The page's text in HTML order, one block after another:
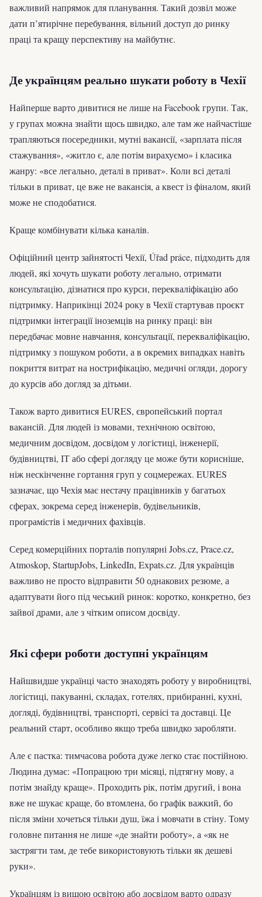
важливий напрямок для планування. Такий дозвіл може
дати п’ятирічне перебування, вільний доступ до ринку
праці та кращу перспективу на майбутнє.
Де українцям реально шукати роботу в Чехії
Найперше варто дивитися не лише на Facebook групи. Так,
у групах можна знайти щось швидко, але там же найчастіше
трапляються посередники, мутні вакансії, «зарплата після
стажування», «житло є, але потім вирахуємо» і класика
жанру: «все легально, деталі в приват». Коли всі деталі
тільки в приват, це вже не вакансія, а квест із фіналом, який
може не сподобатися.
Краще комбінувати кілька каналів.
Офіційний центр зайнятості Чехії, Úřad práce, підходить для
людей, які хочуть шукати роботу легально, отримати
консультацію, дізнатися про курси, перекваліфікацію або
підтримку. Наприкінці 2024 року в Чехії стартував проєкт
підтримки інтеграції іноземців на ринку праці: він
передбачає мовне навчання, консультації, перекваліфікацію,
підтримку з пошуком роботи, а в окремих випадках навіть
покриття витрат на нострифікацію, медичні огляди, дорогу
до курсів або догляд за дітьми.
Також варто дивитися EURES, європейський портал
вакансій. Для людей із мовами, технічною освітою,
медичним досвідом, досвідом у логістиці, інженерії,
будівництві, ІТ або сфері догляду це може бути корисніше,
ніж нескінченне гортання груп у соцмережах. EURES
зазначає, що Чехія має нестачу працівників у багатьох
сферах, зокрема серед інженерів, будівельників,
програмістів і медичних фахівців.
Серед комерційних порталів популярні Jobs.cz, Prace.cz,
Atmoskop, StartupJobs, LinkedIn, Expats.cz. Для українців
важливо не просто відправити 50 однакових резюме, а
адаптувати його під чеський ринок: коротко, конкретно, без
зайвої драми, але з чітким описом досвіду.
Які сфери роботи доступні українцям
Найшвидше українці часто знаходять роботу у виробництві,
логістиці, пакуванні, складах, готелях, прибиранні, кухні,
догляді, будівництві, транспорті, сервісі та доставці. Це
реальний старт, особливо якщо треба швидко заробляти.
Але є пастка: тимчасова робота дуже легко стає постійною.
Людина думає: «Попрацюю три місяці, підтягну мову, а
потім знайду краще». Проходить рік, потім другий, і вона
вже не шукає краще, бо втомлена, бо графік важкий, бо
після зміни хочеться тільки душ, їжа і мовчати в стіну. Тому
головне питання не лише «де знайти роботу», а «як не
застрягти там, де тебе використовують тільки як дешеві
руки».
Українцям із вищою освітою або досвідом варто одразу